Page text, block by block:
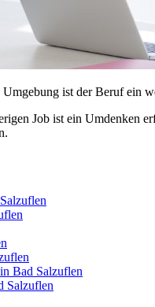
ist der Beruf ein
Job ist ein Umdenken
Bad Salzuflen
Salzuflen